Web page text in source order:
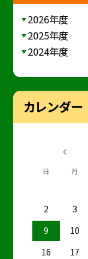
2026年度
2025年度
2024年度
カレンダー
日 月
2
3
9
10
16
17